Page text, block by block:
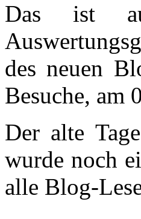
Das ist
des neuen
Besuche, am
Der alte
wurde noch
alle Blog-